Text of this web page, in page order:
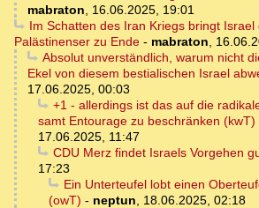
mabraton, 16.06.2025, 19:01
Im Schatten des Iran Kriegs bringt Israel
Palästinenser zu Ende - mabraton,
Absolut unverständlich, warum nicht
Ekel von diesem bestialischen Israel
17.06.2025, 00:03
+1 - allerdings ist das auf die
samt Entourage zu beschränken (kwT)
17.06.2025, 11:47
CDU Merz findet Israels Vorgehen
17:23
Ein Unterteufel lobt einen
(owT) - neptun, 18.06.2025, 02:18